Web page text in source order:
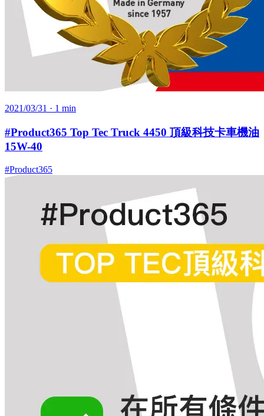
2021/03/31 · 1 min
#Product365 Top Tec Truck 4450 頂級科技卡車機油
15W-40
#Product365